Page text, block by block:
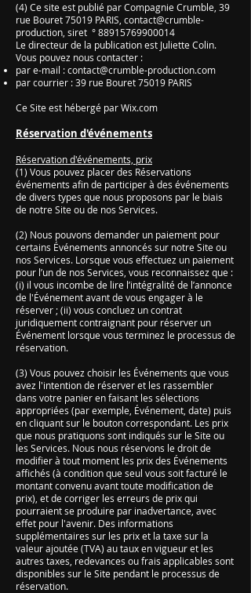
(4) Ce site est publié par Compagnie Crumble, 39
rue Bouret 75019 PARIS, contact@crumble-
production, siret °88915769900014
Le directeur de la publication est Juliette Colin.
Vous pouvez nous contacter :
par e-mail :contact@crumble-production.com
par courrier : 39 rue Bouret 75019 PARIS
Ce Site est hébergé par Wix.com
Réservation d'événements
Réservation d'événements, prix
(1) Vous pouvez placer des Réservations
événements afin de participer à des événements
de divers types que nous proposons par le biais
de notre Site ou de nos Services.
(2) Nous pouvons demander un paiement pour
certains Événements annoncés sur notre Site ou
nos Services. Lorsque vous effectuez un paiement
pour l’un de nos Services, vous reconnaissez que :
(i) il vous incombe de lire l’intégralité de l’annonce
de l'Événement avant de vous engager à le
réserver ; (ii) vous concluez un contrat
juridiquement contraignant pour réserver un
Événement lorsque vous terminez le processus de
réservation.
(3) Vous pouvez choisir les Événements que vous
avez l'intention de réserver et les rassembler
dans votre panier en faisant les sélections
appropriées (par exemple, Événement, date) puis
en cliquant sur le bouton correspondant. Les prix
que nous pratiquons sont indiqués sur le Site ou
les Services. Nous nous réservons le droit de
modifier à tout moment les prix des Événements
affichés (à condition que seul vous soit facturé le
montant convenu avant toute modification de
prix), et de corriger les erreurs de prix qui
pourraient se produire par inadvertance, avec
effet pour l'avenir. Des informations
supplémentaires sur les prix et la taxe sur la
valeur ajoutée (TVA) au taux en vigueur et les
autres taxes, redevances ou frais applicables sont
disponibles sur le Site pendant le processus de
réservation.